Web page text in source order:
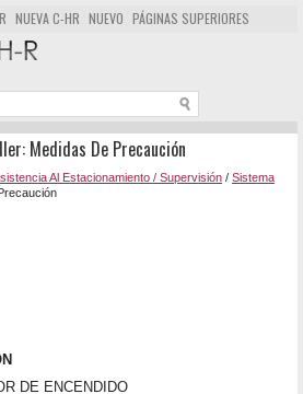
NUEVA C-HR NUEVO PÁGINAS SUPERIORES
Medidas De Precaución
Al Estacionamiento / Supervisión / Sistema
DE ENCENDIDO